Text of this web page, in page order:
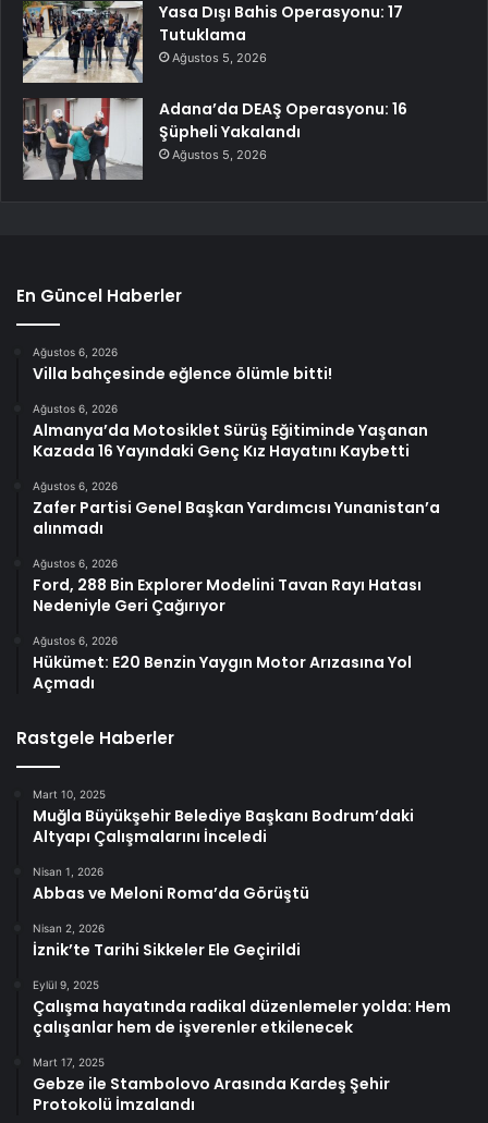
Yasa Dışı Bahis Operasyonu: 17
Tutuklama
Ağustos 5, 2026
Adana’da DEAŞ Operasyonu: 16
Şüpheli Yakalandı
Ağustos 5, 2026
En Güncel Haberler
Ağustos 6, 2026
Villa bahçesinde eğlence ölümle bitti!
Ağustos 6, 2026
Almanya’da Motosiklet Sürüş Eğitiminde Yaşanan
Kazada 16 Yayındaki Genç Kız Hayatını Kaybetti
Ağustos 6, 2026
Zafer Partisi Genel Başkan Yardımcısı Yunanistan’a
alınmadı
Ağustos 6, 2026
Ford, 288 Bin Explorer Modelini Tavan Rayı Hatası
Nedeniyle Geri Çağırıyor
Ağustos 6, 2026
Hükümet: E20 Benzin Yaygın Motor Arızasına Yol
Açmadı
Rastgele Haberler
Mart 10, 2025
Muğla Büyükşehir Belediye Başkanı Bodrum’daki
Altyapı Çalışmalarını İnceledi
Nisan 1, 2026
Abbas ve Meloni Roma’da Görüştü
Nisan 2, 2026
İznik’te Tarihi Sikkeler Ele Geçirildi
Eylül 9, 2025
Çalışma hayatında radikal düzenlemeler yolda: Hem
çalışanlar hem de işverenler etkilenecek
Mart 17, 2025
Gebze ile Stambolovo Arasında Kardeş Şehir
Protokolü İmzalandı